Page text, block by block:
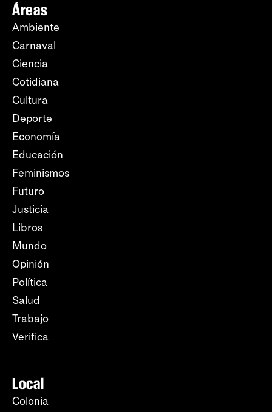
Áreas
Ambiente
Carnaval
Ciencia
Cotidiana
Cultura
Deporte
Economía
Educación
Feminismos
Futuro
Justicia
Libros
Mundo
Opinión
Política
Salud
Trabajo
Verifica
Local
Colonia